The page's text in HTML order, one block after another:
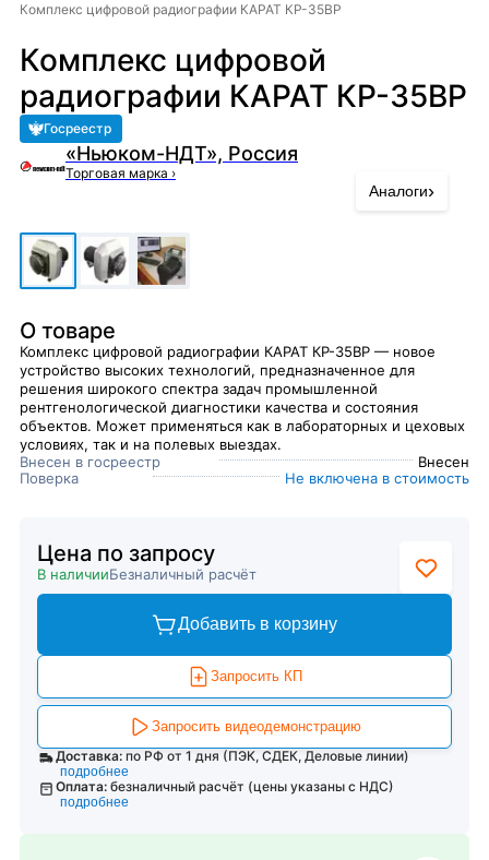
Комплекс цифровой радиографии КАРАТ КР-35ВР
Комплекс цифровой
радиографии КАРАТ КР-35ВР
Госреестр
«Ньюком-НДТ», Россия
Торговая марка ›
Аналоги›
О товаре
Комплекс цифровой радиографии КАРАТ КР-35ВР — новое
устройство высоких технологий, предназначенное для
решения широкого спектра задач промышленной
рентгенологической диагностики качества и состояния
объектов. Может применяться как в лабораторных и цеховых
условиях, так и на полевых выездах.
Внесен в госреестр
Внесен
Поверка
Не включена в стоимость
Цена по запросу
В наличииБезналичный расчёт
Добавить в корзину
Запросить КП
Запросить видеодемонстрацию
Доставка: по РФ от 1 дня (ПЭК, СДЕК, Деловые линии)
подробнее
Оплата: безналичный расчёт (цены указаны с НДС)
подробнее